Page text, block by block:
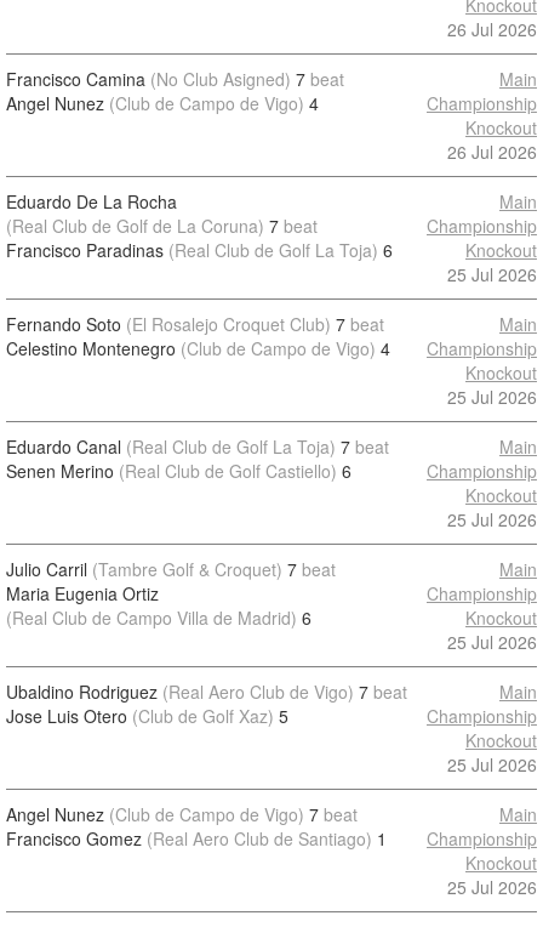
Knockout
26 Jul 2026
Francisco Camina (No Club Asigned) 7 beat
Angel Nunez (Club de Campo de Vigo) 4
Main
Championship
Knockout
26 Jul 2026
Eduardo De La Rocha
(Real Club de Golf de La Coruna) 7 beat
Francisco Paradinas (Real Club de Golf La Toja) 6
Main
Championship
Knockout
25 Jul 2026
Fernando Soto (El Rosalejo Croquet Club) 7 beat
Celestino Montenegro (Club de Campo de Vigo) 4
Main
Championship
Knockout
25 Jul 2026
Eduardo Canal (Real Club de Golf La Toja) 7 beat
Senen Merino (Real Club de Golf Castiello) 6
Main
Championship
Knockout
25 Jul 2026
Julio Carril (Tambre Golf & Croquet) 7 beat
Maria Eugenia Ortiz
(Real Club de Campo Villa de Madrid) 6
Main
Championship
Knockout
25 Jul 2026
Ubaldino Rodriguez (Real Aero Club de Vigo) 7 beat
Jose Luis Otero (Club de Golf Xaz) 5
Main
Championship
Knockout
25 Jul 2026
Angel Nunez (Club de Campo de Vigo) 7 beat
Francisco Gomez (Real Aero Club de Santiago) 1
Main
Championship
Knockout
25 Jul 2026